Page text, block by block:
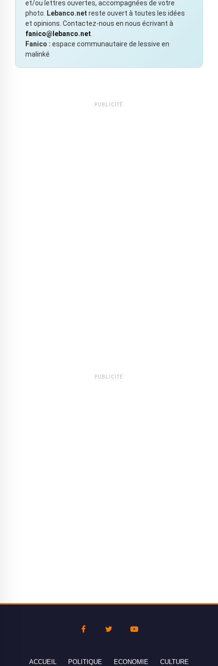
et/ou lettres ouvertes, accompagnées de votre
photo.
Lebanco.net reste ouvert à toutes les idées
et opinions. Contactez-nous en nous écrivant à
fanico@lebanco.net
Fanico : espace communautaire de lessive en
malinké
PUBLICITÉ
PUBLICITÉ
ACCUEIL POLITIQUE ECONOMIE CULTURE